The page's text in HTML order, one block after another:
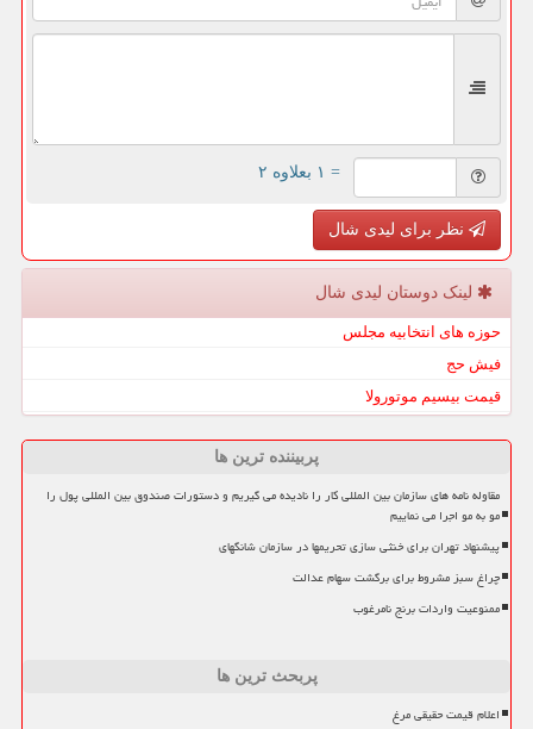
= ۱ بعلاوه ۲
نظر برای لیدی شال
لینک دوستان لیدی شال
حوزه های انتخابیه مجلس
فیش حج
قیمت بیسیم موتورولا
پربیننده ترین ها
مقاوله نامه های سازمان بین المللی کار را نادیده می گیریم و دستورات صندوق بین المللی پول را
مو به مو اجرا می نماییم
پیشنهاد تهران برای خنثی سازی تحریمها در سازمان شانگهای
چراغ سبز مشروط برای برگشت سهام عدالت
ممنوعیت واردات برنج نامرغوب
پربحث ترین ها
اعلام قیمت حقیقی مرغ